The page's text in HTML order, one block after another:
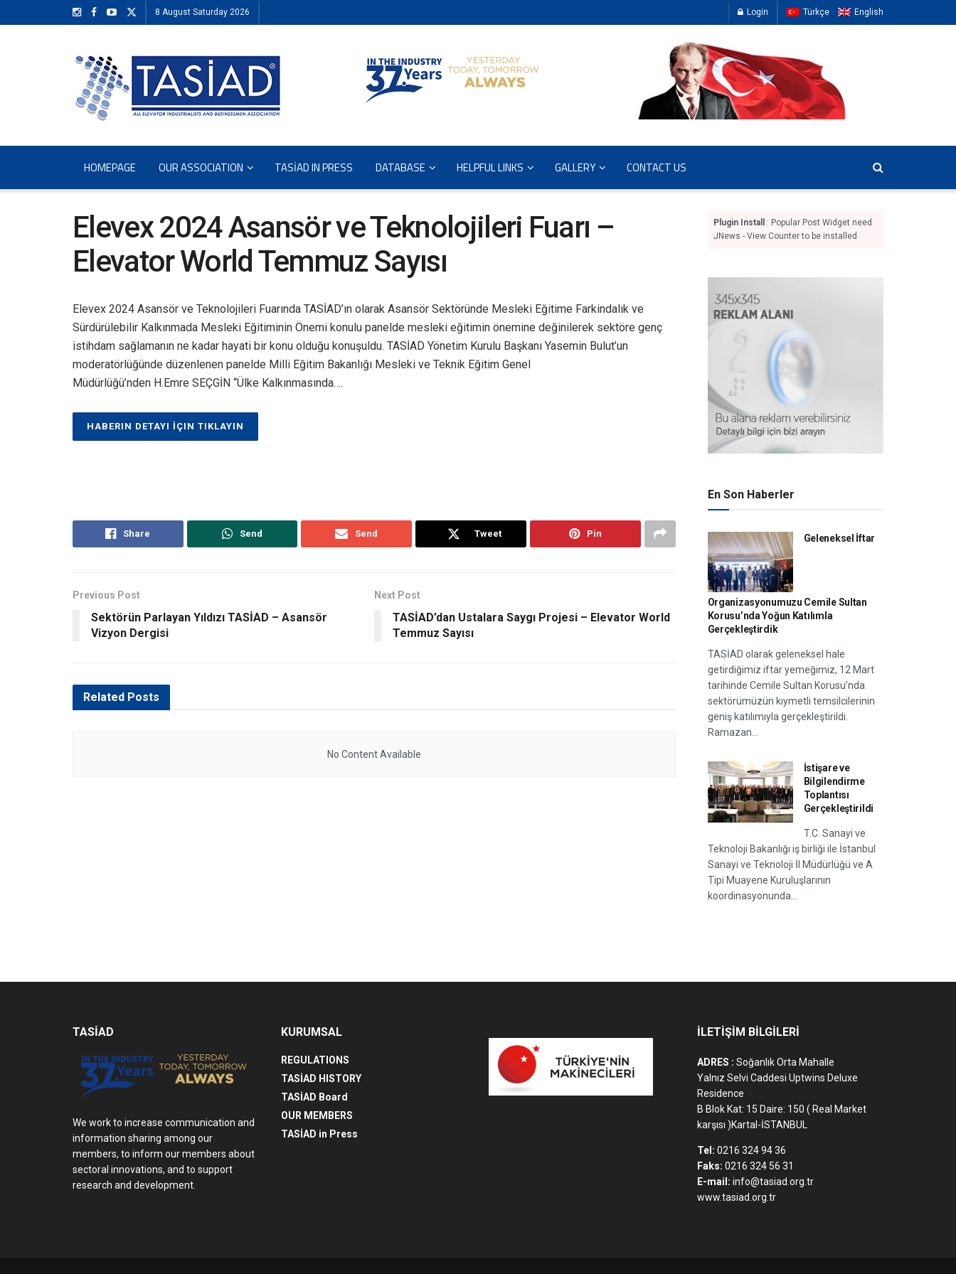
8 August Saturday 2026 Login Türkçe English
HOMEPAGE OUR ASSOCIATION TASİAD IN PRESS DATABASE HELPFUL LINKS GALLERY CONTACT US
Elevex 2024 Asansör ve Teknolojileri Fuarı –
Elevator World Temmuz Sayısı
Elevex 2024 Asansör ve Teknolojileri Fuarında TASİAD’ın olarak Asansör Sektöründe Mesleki Eğitime Farkindalık ve
Sürdürülebilir Kalkınmada Mesleki Eğitiminin Önemi konulu panelde mesleki eğitimin önemine değinilerek sektöre genç
istihdam sağlamanın ne kadar hayati bir konu olduğu konuşuldu. TASİAD Yönetim Kurulu Başkanı Yasemin Bulut’un
moderatörlüğünde düzenlenen panelde Milli Eğitim Bakanlığı Mesleki ve Teknik Eğitim Genel
Müdürlüğü’nden H.Emre SEÇGİN “Ülke Kalkınmasında….
HABERIN DETAYI İÇIN TIKLAYIN
Share Send Send Tweet Pin
Previous Post
Sektörün Parlayan Yıldızı TASİAD – Asansör
Vizyon Dergisi
Next Post
TASİAD’dan Ustalara Saygı Projesi – Elevator World
Temmuz Sayısı
Related Posts
No Content Available
Plugin Install
: Popular Post Widget need
JNews - View Counter to be installed
En Son Haberler
Geleneksel İftar
Organizasyonumuzu Cemile Sultan
Korusu’nda Yoğun Katılımla
Gerçekleştirdik
TASİAD olarak geleneksel hale
getirdiğimiz iftar yemeğimiz, 12 Mart
tarihinde Cemile Sultan Korusu’nda
sektörümüzün kıymetli temsilcilerinin
geniş katılımıyla gerçekleştirildi.
Ramazan...
İstişare ve
Bilgilendirme
Toplantısı
Gerçekleştirildi
T.C. Sanayi ve
Teknoloji Bakanlığı iş birliği ile İstanbul
Sanayi ve Teknoloji İl Müdürlüğü ve A
Tipi Muayene Kuruluşlarının
koordinasyonunda...
TASİAD
We work to increase communication and
information sharing among our
members, to inform our members about
sectoral innovations, and to support
research and development.
KURUMSAL
REGULATIONS
TASİAD HISTORY
TASİAD Board
OUR MEMBERS
TASİAD in Press
İLETİŞİM BİLGİLERİ
ADRES : Soğanlık Orta Mahalle
Yalnız Selvi Caddesi Uptwins Deluxe
Residence
B Blok Kat: 15 Daire: 150 ( Real Market
karşısı )Kartal-İSTANBUL
Tel: 0216 324 94 36
Faks: 0216 324 56 31
E-mail: info@tasiad.org.tr
www.tasiad.org.tr